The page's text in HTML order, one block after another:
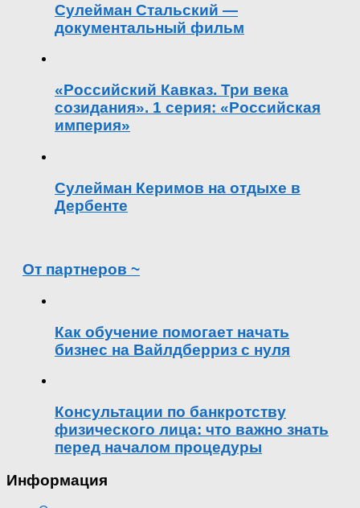
Сулейман Стальский —
документальный фильм
«Российский Кавказ. Три века
созидания». 1 серия: «Российская
империя»
Сулейман Керимов на отдыхе в
Дербенте
От партнеров ~
Как обучение помогает начать
бизнес на Вайлдберриз с нуля
Консультации по банкротству
физического лица: что важно знать
перед началом процедуры
Информация